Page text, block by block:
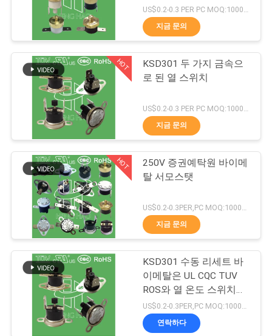
회
사
공
KSD301 바이메탈 보
온장치
274
단열 보호 스위치
18
US$0.2-0.3 PER PC MOQ:1000pcs
지금 문의
HOT
KSD301 두 가지 금속으
로 된 열 스위치
지금 문의
HOT
250V 증권예탁원 바이메
탈 서모스탯
지금 문의
KSD301 수동 리세트 바
이메탈은 UL CQC TUV
ROS와 열 온도 스위치
250V 10A 16A를 자동온
도조절장치를 답니다
US$0.2-0.3PER,PC MOQ:1000pcs
연락하다